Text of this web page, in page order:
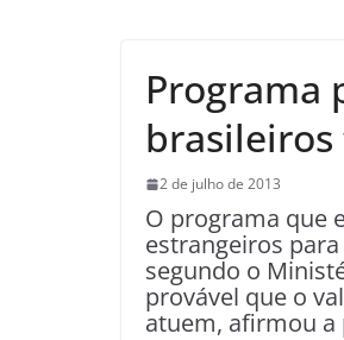
Programa
brasileiros
2 de julho de 2013
O programa que
estrangeiros
segundo o
provável que o
atuem, afirmou a